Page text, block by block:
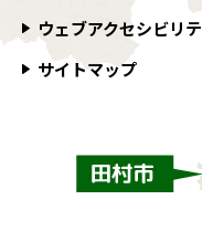
ウェブアクセシビリ
サイトマップ